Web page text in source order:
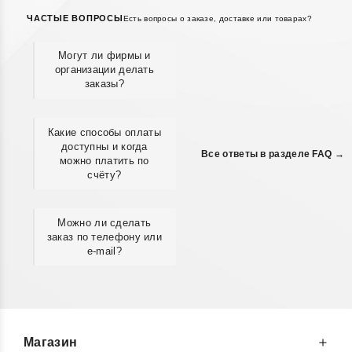
ЧАСТЫЕ ВОПРОСЫЕсть вопросы о заказе, доставке или товарах?
Могут ли фирмы и
организации делать
заказы?
Какие способы оплаты
доступны и когда
можно платить по
счёту?
Можно ли сделать
заказ по телефону или
e-mail?
Все ответы в разделе FAQ →
Магазин